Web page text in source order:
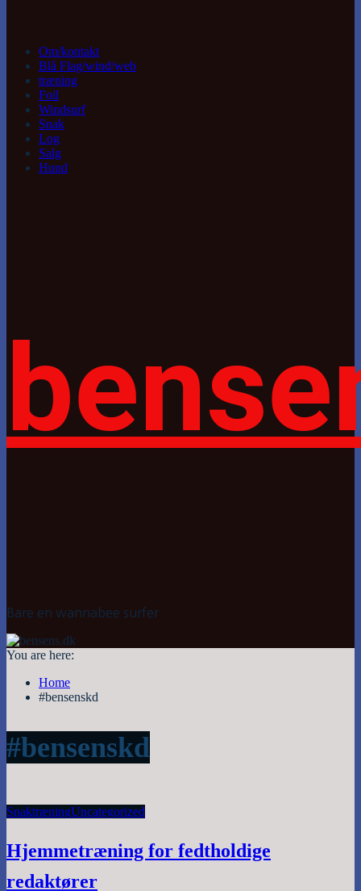
Om/kontakt
Blå Flag/wind/web
træning
Foil
Windsurf
Snak
Log
Salg
Hund
Bare en wannabee surfer
You are here:
Home
#bensenskd
#bensenskd
SnaktræningUncategorized
Hjemmetræning for fedtholdige
redaktører